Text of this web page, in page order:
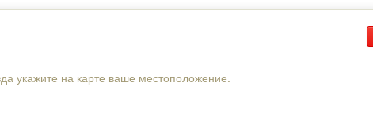
укажите на карте ваше местоположение.